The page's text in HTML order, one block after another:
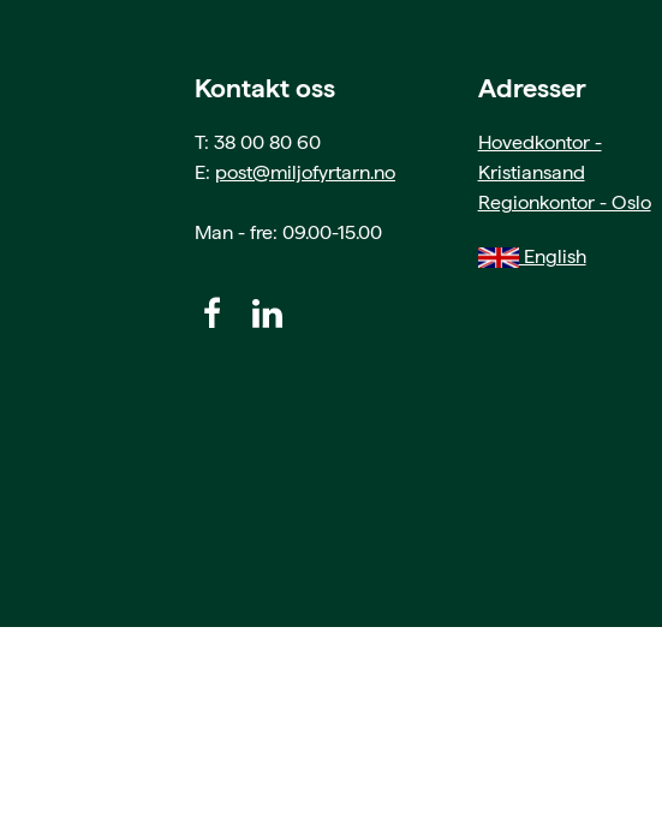
Kontakt oss
T: 38 00 80 60
E: post@miljofyrtarn.no
Man - fre: 09.00-15.00
Adresser
Hovedkontor -
Kristiansand
Regionkontor - Oslo
English